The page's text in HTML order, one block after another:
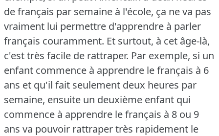
de français par semaine à l'école, ça ne va pas
vraiment lui permettre d'apprendre à parler
français couramment. Et surtout, à cet âge-là,
c'est très facile de rattraper. Par exemple, si un
enfant commence à apprendre le français à 6
ans et qu'il fait seulement deux heures par
semaine, ensuite un deuxième enfant qui
commence à apprendre le français à 8 ou 9
ans va pouvoir rattraper très rapidement le